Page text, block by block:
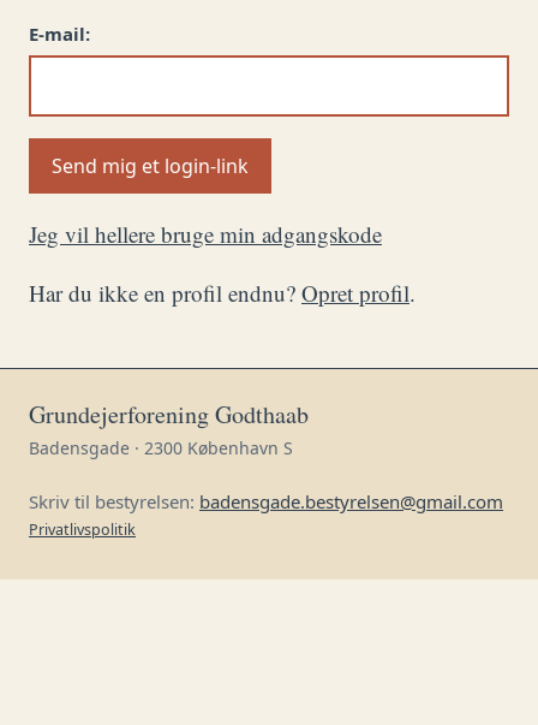
E-mail:
Send mig et login-link
Jeg vil hellere bruge min adgangskode
Har du ikke en profil endnu? Opret profil.
Grundejerforening Godthaab
Badensgade · 2300 København S
Skriv til bestyrelsen: badensgade.bestyrelsen@gmail.com
Privatlivspolitik